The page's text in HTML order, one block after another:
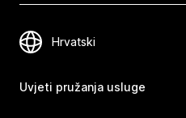
Uvjeti pružanja usluge